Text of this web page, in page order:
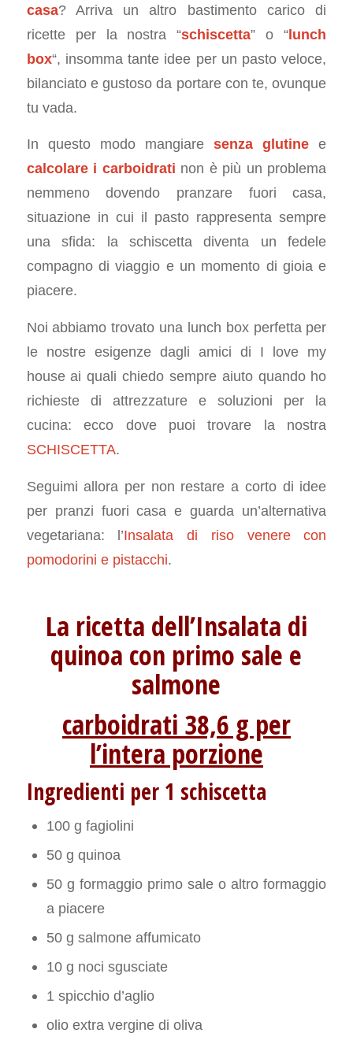
casa? Arriva un altro bastimento carico di
ricette per la nostra “schiscetta” o “lunch
box“, insomma tante idee per un pasto veloce,
bilanciato e gustoso da portare con te, ovunque
tu vada.
In questo modo mangiaresenza glutine e
calcolare i carboidrati non è più un problema
nemmeno dovendo pranzare fuori casa,
situazione in cui il pasto rappresenta sempre
una sfida: la schiscetta diventa un fedele
compagno di viaggio e un momento di gioia e
piacere.
Noi abbiamo trovato una lunch box perfetta per
le nostre esigenze dagli amici di I love my
house ai quali chiedo sempre aiuto quando ho
richieste di attrezzature e soluzioni per la
cucina: ecco dove puoi trovare la nostra
SCHISCETTA.
Seguimi allora per non restare a corto di idee
per pranzi fuori casa e guarda un’alternativa
vegetariana: l’Insalata di riso venere con
pomodorini e pistacchi.
La ricetta dell’Insalata di
quinoa con primo sale e
salmone
carboidrati 38,6 g per
l’intera porzione
Ingredienti per 1 schiscetta
100 g fagiolini
50 g quinoa
50 g formaggio primo sale o altro formaggio
a piacere
50 g salmone affumicato
10 g noci sgusciate
1 spicchio d’aglio
olio extra vergine di oliva